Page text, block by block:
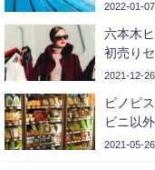
2022-01-07
六本木
初売り
2021-12-26
ピノピ
ビニ以
2021-05-26